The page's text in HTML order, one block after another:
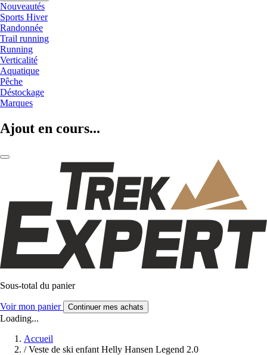
Nouveautés
Sports Hiver
Randonnée
Trail running
Running
Verticalité
Aquatique
Pêche
Déstockage
Marques
Ajout en cours...
Sous-total du panier
Voir mon panier Continuer mes achats
Loading...
Accueil
/ Veste de ski enfant Helly Hansen Legend 2.0